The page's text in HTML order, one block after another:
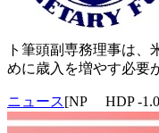
ト筆頭副専務理事は、
めに歳入を増やす必要
ニュース[NP HDP -1.0